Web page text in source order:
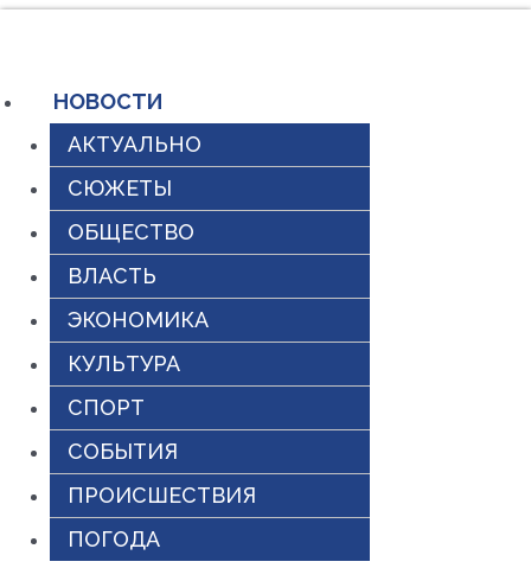
содержимому
НОВОСТИ
АКТУАЛЬНО
СЮЖЕТЫ
ОБЩЕСТВО
ВЛАСТЬ
ЭКОНОМИКА
КУЛЬТУРА
СПОРТ
СОБЫТИЯ
ПРОИСШЕСТВИЯ
ПОГОДА